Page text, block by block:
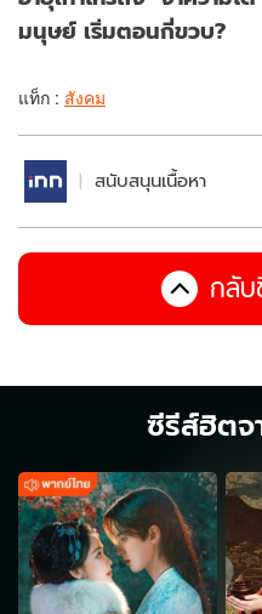
มนุษย์ เริ่มตอนกี่ขวบ?
แท็ก : สังคม
สนับสนุนเนื้อหา
กลับ
ซีรีส์ฮิตจ